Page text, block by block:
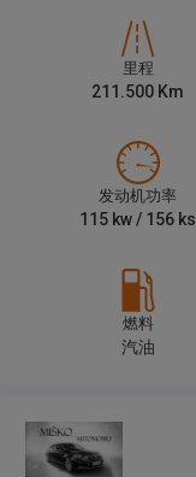
里程
211.500 Km
发动机功率
115 kw / 156 ks
燃料
汽油